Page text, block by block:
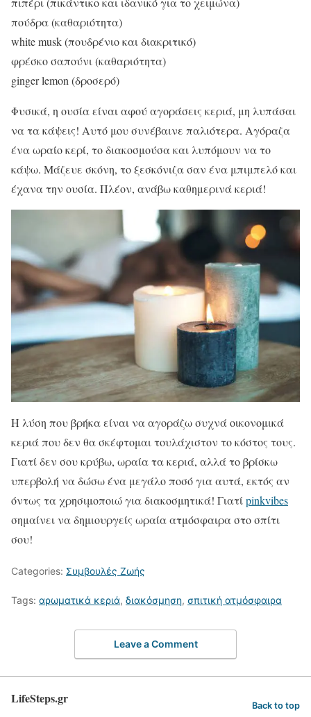
πούδρα (καθαριότητα)
white musk (πουδρένιο και διακριτικό)
φρέσκο σαπούνι (καθαριότητα)
ginger lemon (δροσερό)
Φυσικά, η ουσία είναι αφού αγοράσεις κεριά, μη λυπάσαι
να τα κάψεις! Αυτό μου συνέβαινε παλιότερα. Αγόραζα
ένα ωραίο κερί, το διακοσμούσα και λυπόμουν να το
κάψω. Μάζευε σκόνη, το ξεσκόνιζα σαν ένα μπιμπελό και
έχανα την ουσία. Πλέον, ανάβω καθημερινά κεριά!
Η λύση που βρήκα είναι να αγοράζω συχνά οικονομικά
κεριά που δεν θα σκέφτομαι τουλάχιστον το κόστος τους.
Γιατί δεν σου κρύβω, ωραία τα κεριά, αλλά το βρίσκω
υπερβολή να δώσω ένα μεγάλο ποσό για αυτά, εκτός αν
όντως τα χρησιμοποιώ για διακοσμητικά! Γιατίpinkvibes
σημαίνει να δημιουργείς ωραία ατμόσφαιρα στο σπίτι
σου!
Categories: Συμβουλές Ζωής
Tags: αρωματικά κεριά, διακόσμηση, σπιτική ατμόσφαιρα
Leave a Comment
LifeSteps.gr Back to top